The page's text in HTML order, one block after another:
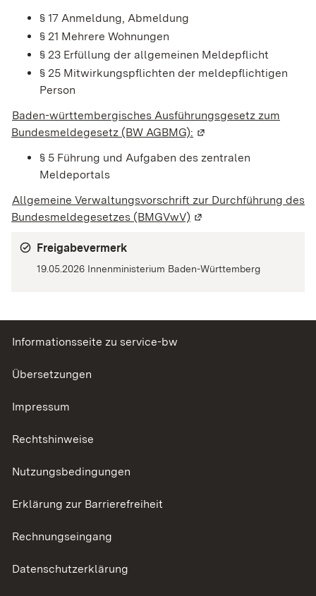
§ 17 Anmeldung, Abmeldung
§ 21 Mehrere Wohnungen
§ 23 Erfüllung der allgemeinen Meldepflicht
§ 25 Mitwirkungspflichten der meldepflichtigen
Person
Baden-württembergisches Ausführungsgesetz zum
Bundesmeldegesetz (BW AGBMG): (Wird in einem neuen
§ 5 Führung und Aufgaben des zentralen
Meldeportals
Allgemeine Verwaltungsvorschrift zur Durchführung des
Bundesmeldegesetzes (BMGVwV) (Wird in einem neuen
Freigabevermerk
19.05.2026 Innenministerium Baden-Württemberg
Informationsseite zu service-bw
Übersetzungen
Impressum
Rechtshinweise
Nutzungsbedingungen
Erklärung zur Barrierefreiheit
Rechnungseingang
Datenschutzerklärung